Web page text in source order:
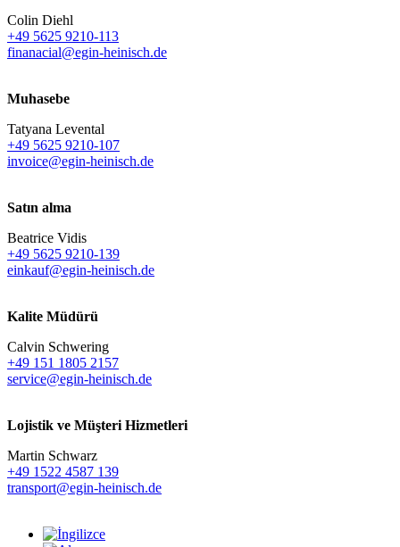
Colin Diehl
+49 5625 9210-113
finanacial@egin-heinisch.de
Muhasebe
Tatyana Levental
+49 5625 9210-107
invoice@egin-heinisch.de
Satın alma
Beatrice Vidis
+49 5625 9210-139
einkauf@egin-heinisch.de
Kalite Müdürü
Calvin Schwering
+49 151 1805 2157
service@egin-heinisch.de
Lojistik ve Müşteri Hizmetleri
Martin Schwarz
+49 1522 4587 139
transport@egin-heinisch.de